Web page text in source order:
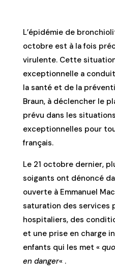
L’épidémie de
octobre est à la fois
virulente. Cette
exceptionnelle a
la santé et de la
Braun, à déclencher le
prévu dans les
exceptionnelles pour
français.
Le 21 octobre dernier,
soigants ont dénoncé
ouverte à Emmanuel
saturation des services
hospitaliers, des
et une prise en charge
enfants qui les met «
en danger« .